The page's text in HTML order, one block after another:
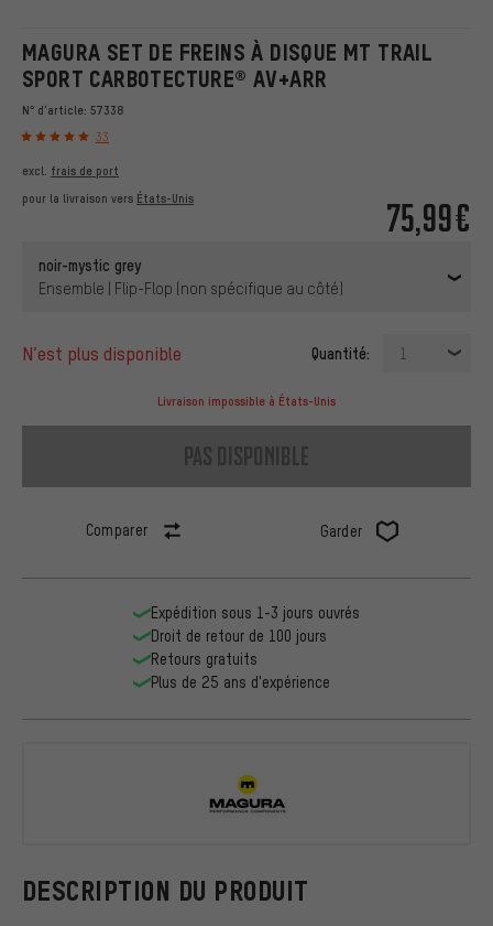
MAGURA SET DE FREINS À DISQUE MT TRAIL
SPORT CARBOTECTURE® AV+ARR
N° d'article: 57338
33
75,99€
excl. frais de port
pour la livraison vers États-Unis
noir-mystic grey
Ensemble | Flip-Flop (non spécifique au côté)
n’est plus disponible Quantité: 1
Livraison impossible à États-Unis
pas disponible
Comparer Garder
DESCRIPTION DU PRODUIT
Expédition sous 1-3 jours ouvrés
Droit de retour de 100 jours
Retours gratuits
Plus de 25 ans d'expérience